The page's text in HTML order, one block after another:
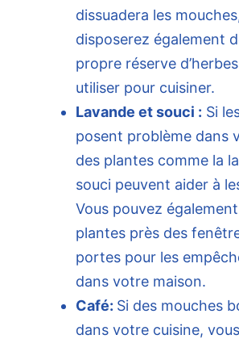
dissuadera les
disposerez également
propre réserve
utiliser pour cuisiner.
Lavande et souci : Si
posent problème dans
des plantes comme la
souci peuvent aider à
Vous pouvez
plantes près des
portes pour les
dans votre maison.
Café: Si des mouches
dans votre cuisine,